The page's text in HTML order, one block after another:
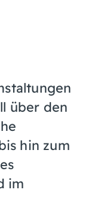
über den
hin zum
im